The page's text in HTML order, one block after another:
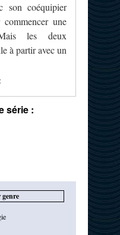
son coéquipier
une
les deux
à partir avec un
série :